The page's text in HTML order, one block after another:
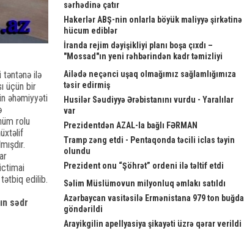
təntənə ilə
üçün bir
əhəmiyyəti
rolu
edilib.
sədr
sərhədinə çatır
Hakerlər ABŞ-nin onlarla böyük maliyyə şirkətinə
hücum ediblər
İranda rejim dəyişikliyi planı boşa çıxdı –
"Mossad"ın yeni rəhbərindən kadr təmizliyi
Ailədə neçənci uşaq olmağımız sağlamlığımıza
təsir edirmiş
Husilər Səudiyyə Ərəbistanını vurdu - Yaralılar
var
Prezidentdən AZAL-la bağlı FƏRMAN
Tramp zəng etdi - Pentaqonda təcili iclas təyin
olundu
Prezident onu “Şöhrət” ordeni ilə təltif etdi
Səlim Müslümovun milyonluq əmlakı satıldı
Azərbaycan vasitəsilə Ermənistana 979 ton buğda
göndərildi
Arayikgilin apellyasiya şikayəti üzrə qərar verildi